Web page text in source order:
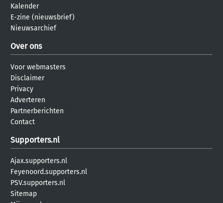
Kalender
E-zine (nieuwsbrief)
Nieuwsarchief
Over ons
Voor webmasters
Disclaimer
Privacy
Adverteren
Partnerberichten
Contact
Supporters.nl
Ajax.supporters.nl
Feyenoord.supporters.nl
PSV.supporters.nl
Sitemap